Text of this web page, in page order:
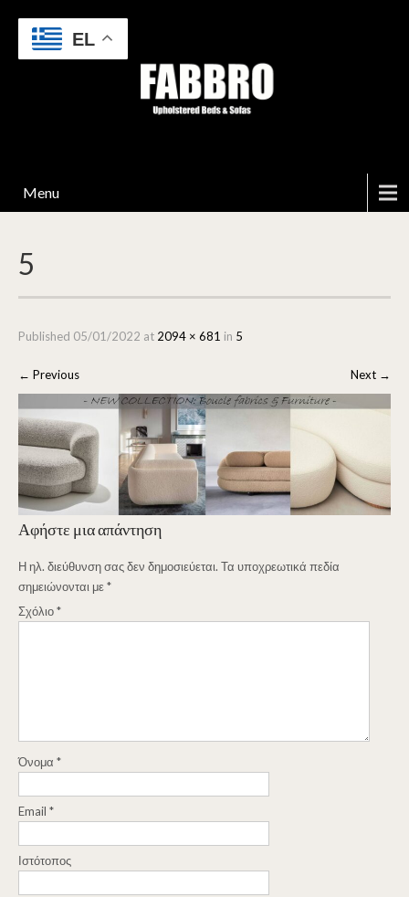
Menu
5
Published 05/01/2022 at 2094 × 681 in 5
← Previous Next →
Αφήστε μια απάντηση
Η ηλ. διεύθυνση σας δεν δημοσιεύεται. Τα υποχρεωτικά πεδία
σημειώνονται με*
Σχόλιο*
Όνομα *
Email *
Ιστότοπος
EL